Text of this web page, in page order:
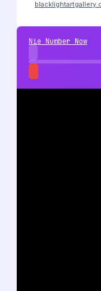
Nie Number Now